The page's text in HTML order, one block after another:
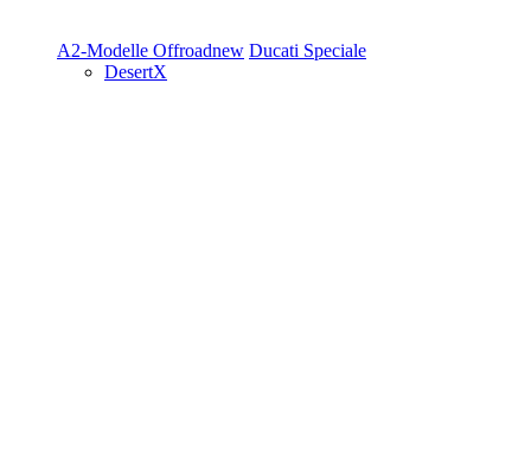
A2-Modelle Offroadnew Ducati Speciale
DesertX